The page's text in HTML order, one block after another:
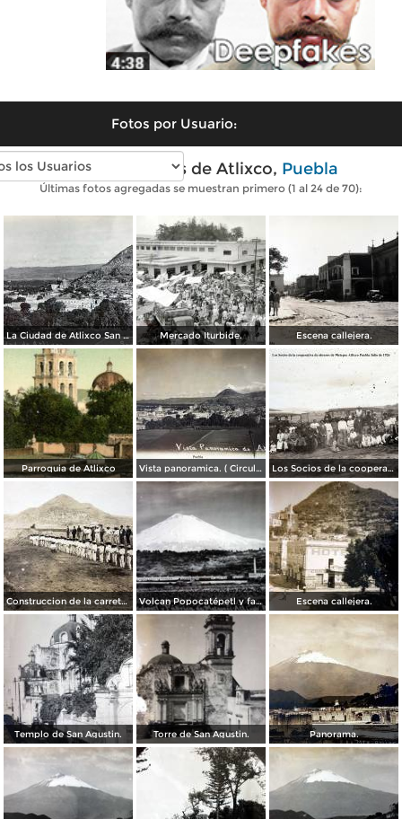
Fotos por Usuario:
Fotos antiguas de Atlixco, Puebla
Últimas fotos agregadas se muestran primero (1 al 24 de 70):
La Ciudad de Atlixco San Miguel. Mercado Iturbide. Escena callejera.
Parroquia de Atlixco Vista panoramica. ( Circulada el 24 de Mayo de 1908 ). Los Socios de la cooperativa de obreros de Metepec Atlixco Puebla Julio de 1926
Construccion de la carretera Atlixco San Martin,. Volcan Popocatépetl y fabrica de Metepec. Escena callejera.
Templo de San Agustin. Torre de San Agustin. Panorama.